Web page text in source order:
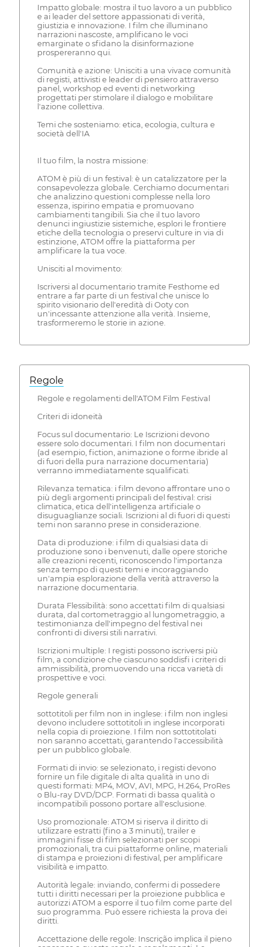
Impatto globale: mostra il tuo lavoro a un pubblico
e ai leader del settore appassionati di verità,
giustizia e innovazione. I film che illuminano
narrazioni nascoste, amplificano le voci
emarginate o sfidano la disinformazione
prospereranno qui.
Comunità e azione: Unisciti a una vivace comunità
di registi, attivisti e leader di pensiero attraverso
panel, workshop ed eventi di networking
progettati per stimolare il dialogo e mobilitare
l'azione collettiva.
Temi che sosteniamo: etica, ecologia, cultura e
società dell'IA
Il tuo film, la nostra missione:
ATOM è più di un festival: è un catalizzatore per la
consapevolezza globale. Cerchiamo documentari
che analizzino questioni complesse nella loro
essenza, ispirino empatia e promuovano
cambiamenti tangibili. Sia che il tuo lavoro
denunci ingiustizie sistemiche, esplori le frontiere
etiche della tecnologia o preservi culture in via di
estinzione, ATOM offre la piattaforma per
amplificare la tua voce.
Unisciti al movimento:
Iscriversi al documentario tramite Festhome ed
entrare a far parte di un festival che unisce lo
spirito visionario dell'eredità di Ooty con
un'incessante attenzione alla verità. Insieme,
trasformeremo le storie in azione.
Regole
Regole e regolamenti dell'ATOM Film Festival
Criteri di idoneità
Focus sul documentario: Le Iscrizioni devono
essere solo documentari. I film non documentari
(ad esempio, fiction, animazione o forme ibride al
di fuori della pura narrazione documentaria)
verranno immediatamente squalificati.
Rilevanza tematica: i film devono affrontare uno o
più degli argomenti principali del festival: crisi
climatica, etica dell'intelligenza artificiale o
disuguaglianze sociali. Iscrizioni al di fuori di questi
temi non saranno prese in considerazione.
Data di produzione: i film di qualsiasi data di
produzione sono i benvenuti, dalle opere storiche
alle creazioni recenti, riconoscendo l'importanza
senza tempo di questi temi e incoraggiando
un'ampia esplorazione della verità attraverso la
narrazione documentaria.
Durata Flessibilità: sono accettati film di qualsiasi
durata, dal cortometraggio al lungometraggio, a
testimonianza dell'impegno del festival nei
confronti di diversi stili narrativi.
Iscrizioni multiple: I registi possono iscriversi più
film, a condizione che ciascuno soddisfi i criteri di
ammissibilità, promuovendo una ricca varietà di
prospettive e voci.
Regole generali
sottotitoli per film non in inglese: i film non inglesi
devono includere sottotitoli in inglese incorporati
nella copia di proiezione. I film non sottotitolati
non saranno accettati, garantendo l'accessibilità
per un pubblico globale.
Formati di invio: se selezionato, i registi devono
fornire un file digitale di alta qualità in uno di
questi formati: MP4, MOV, AVI, MPG, H.264, ProRes
o Blu-ray DVD/DCP. Formati di bassa qualità o
incompatibili possono portare all'esclusione.
Uso promozionale: ATOM si riserva il diritto di
utilizzare estratti (fino a 3 minuti), trailer e
immagini fisse di film selezionati per scopi
promozionali, tra cui piattaforme online, materiali
di stampa e proiezioni di festival, per amplificare
visibilità e impatto.
Autorità legale: inviando, confermi di possedere
tutti i diritti necessari per la proiezione pubblica e
autorizzi ATOM a esporre il tuo film come parte del
suo programma. Può essere richiesta la prova dei
diritti.
Accettazione delle regole: Inscrição implica il pieno